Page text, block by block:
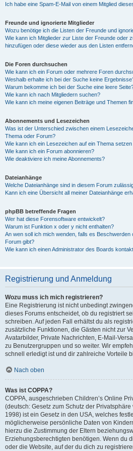
Ich habe eine Spam-E-Mail von einem Mitglied
Freunde und ignorierte Mitglieder
Wozu benötige ich die Listen der Freunde und
Wie kann ich Mitglieder zur Liste der Freunde oder
hinzufügen oder diese wieder aus den Listen
Die Foren durchsuchen
Wie kann ich ein Forum oder mehrere Foren
Weshalb erhalte ich bei der Suche keine
Warum bekomme ich bei der Suche eine leere
Wie kann ich nach Mitgliedern suchen?
Wie kann ich meine eigenen Beiträge und Themen
Abonnements und Lesezeichen
Was ist der Unterschied zwischen einem
Thema oder Forum?
Wie kann ich ein Lesezeichen auf ein Thema
Wie kann ich ein Forum abonnieren?
Wie deaktiviere ich meine Abonnements?
Dateianhänge
Welche Dateianhänge sind in diesem Forum
Kann ich eine Übersicht all meiner Dateianhänge
phpBB betreffende Fragen
Wer hat diese Forensoftware entwickelt?
Warum ist Funktion x oder y nicht enthalten?
An wen soll ich mich wenden, falls es
Forum gibt?
Wie kann ich einen Administrator des Boards
Registrierung und Anmeldung
Wozu muss ich mich registrieren?
Eine Registrierung ist nicht unbedingt
dieses Forums entscheidet, ob du registriert
schreiben. Auf jeden Fall erhältst du als
zusätzliche Funktionen, die Gästen nicht zur
Avatarbilder, Private Nachrichten, E-Mail-
zu Benutzergruppen und so weiter. Wir
schnell erledigt ist und dir zahlreiche Vorteile
Nach oben
Was ist COPPA?
COPPA, ausgeschrieben Children’s Online
(deutsch: Gesetz zum Schutz der
1998) ist ein Gesetz in den USA, welches
möglicherweise persönliche Daten von
hierzu die Zustimmung der Eltern
Erziehungsberechtigten benötigen. Wenn du
oder die Website, auf der du dich zu